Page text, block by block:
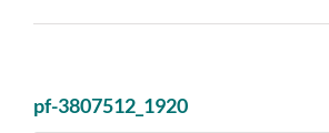
pf-3807512_1920